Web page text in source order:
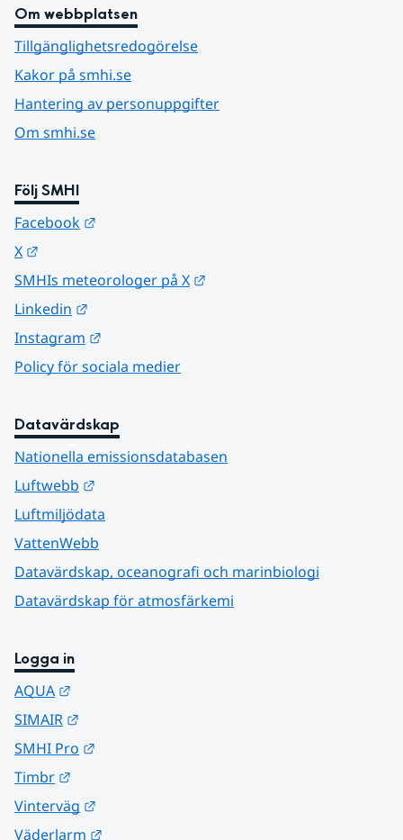
Om webbplatsen
Tillgänglighetsredogörelse
Kakor på smhi.se
Hantering av personuppgifter
Om smhi.se
Följ SMHI
Facebook
X
SMHIs meteorologer på X
Linkedin
Instagram
Policy för sociala medier
Datavärdskap
Nationella emissionsdatabasen
Luftwebb
Luftmiljödata
VattenWebb
Datavärdskap, oceanografi och marinbiologi
Datavärdskap för atmosfärkemi
Logga in
AQUA
SIMAIR
SMHI Pro
Timbr
Vinterväg
Väderlarm